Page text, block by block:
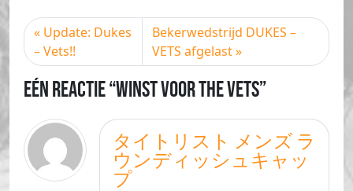
Update: Dukes
– Vets!!
Bekerwedstrijd DUKES –
VETS afgelast
Eén reactie “Winst voor The Vets”
タイトリスト メンズ ラ
ウンディッシュキャッ
プ